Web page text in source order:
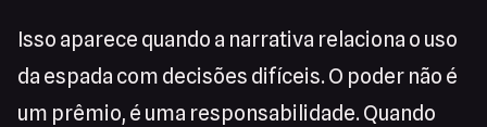
Isso aparece quando a narrativa relaciona o uso
da espada com decisões difíceis. O poder não é
um prêmio, é uma responsabilidade. Quando